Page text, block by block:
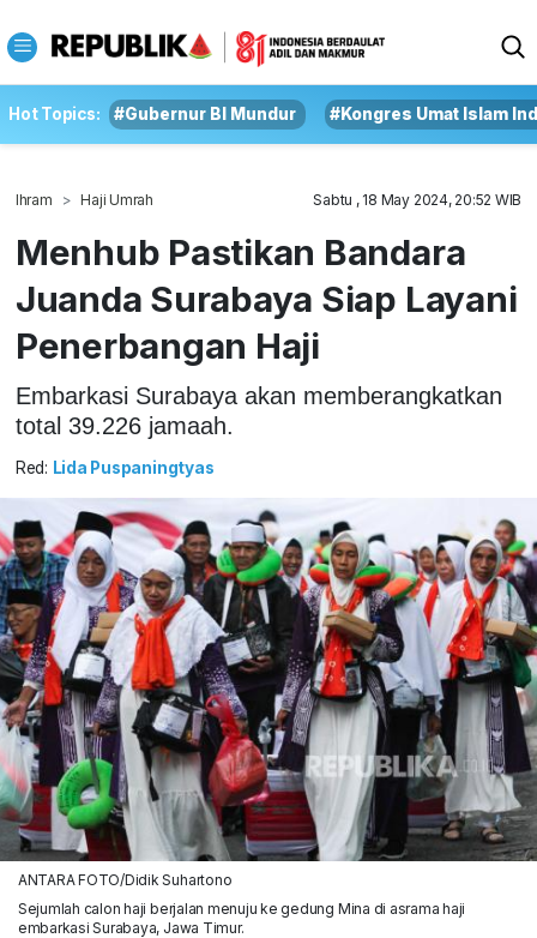
Hot Topics: #Gubernur BI Mundur #Kongres Umat Islam
Ihram Haji Umrah Sabtu , 18 May 2024, 20:52 WIB
Menhub Pastikan Bandara
Juanda Surabaya Siap Layani
Penerbangan Haji
Embarkasi Surabaya akan memberangkatkan
total 39.226 jamaah.
Red: Lida Puspaningtyas
ANTARA FOTO/Didik Suhartono
Sejumlah calon haji berjalan menuju ke gedung Mina di asrama haji
embarkasi Surabaya, Jawa Timur.